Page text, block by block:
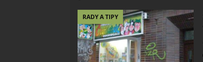
RADY A TIPY